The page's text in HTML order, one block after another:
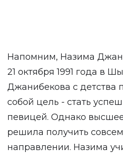
Напомним, Назима
21 октября 1991 года в
Джанибекова с детства
собой цель - стать
певицей. Однако
решила получить
направлении. Назима